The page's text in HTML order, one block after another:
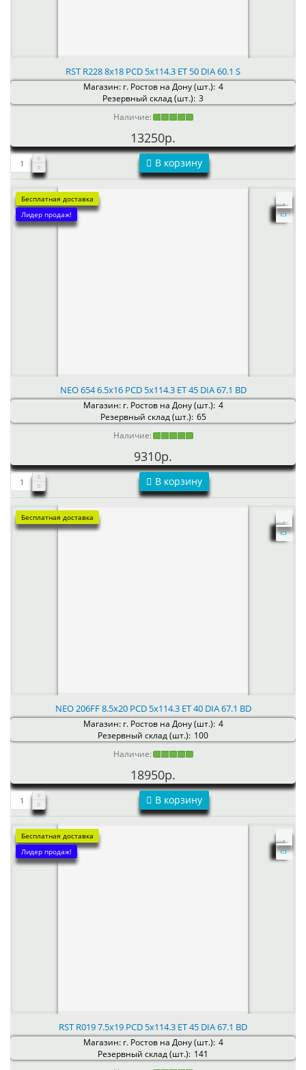
RST R228 8x18 PCD 5x114.3 ET 50 DIA 60.1 S
Магазин: г. Ростов на Дону (шт.): 4
Резервный склад (шт.): 3
Наличие:
13250р.
В корзину
Бесплатная доставка
Лидер продаж!
NEO 654 6.5x16 PCD 5x114.3 ET 45 DIA 67.1 BD
Магазин: г. Ростов на Дону (шт.): 4
Резервный склад (шт.): 65
Наличие:
9310р.
В корзину
Бесплатная доставка
NEO 206FF 8.5x20 PCD 5x114.3 ET 40 DIA 67.1 BD
Магазин: г. Ростов на Дону (шт.): 4
Резервный склад (шт.): 100
Наличие:
18950р.
В корзину
Бесплатная доставка
Лидер продаж!
RST R019 7.5x19 PCD 5x114.3 ET 45 DIA 67.1 BD
Магазин: г. Ростов на Дону (шт.): 4
Резервный склад (шт.): 141